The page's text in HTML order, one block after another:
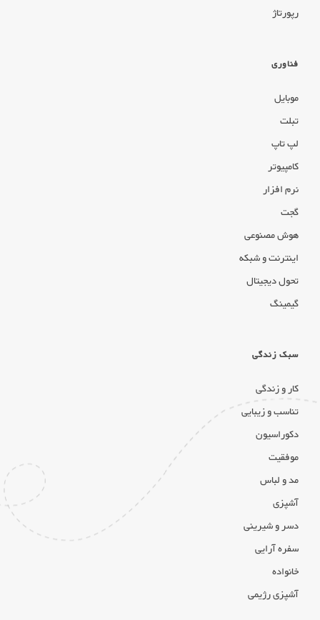
رپورتاژ
فناوری
موبایل
تبلت
لپ تاپ
کامپیوتر
نرم افزار
گجت
هوش مصنوعی
اینترنت و شبکه
تحول دیجیتال
گیمینگ
سبک زندگی
کار و زندگی
تناسب و زیبایی
دکوراسیون
موفقیت
مد و لباس
آشپزی
دسر و شیرینی
سفره آرایی
خانواده
آشپزی رژیمی